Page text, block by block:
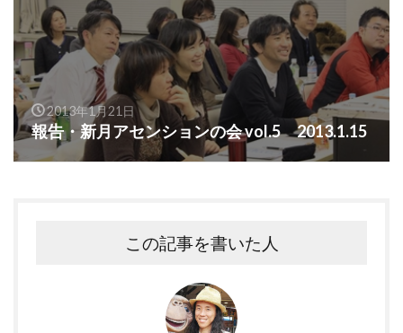
2013年1月21日
報告・新月アセンションの会 vol.5 2013.1.15
この記事を書いた人